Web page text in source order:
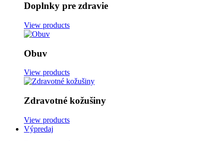
Doplnky pre zdravie
View products
Obuv
View products
Zdravotné kožušiny
View products
Výpredaj